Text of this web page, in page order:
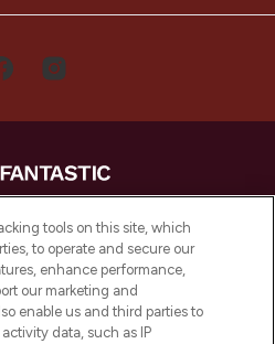
is de ultieme online
van Europa, met de
haarproducten en
dan 200 topmerken.
de app, met gratis
vanaf €40.
tools on this site, which
to operate and secure our
enhance performance,
our marketing and
enable us and third parties to
data, such as IP